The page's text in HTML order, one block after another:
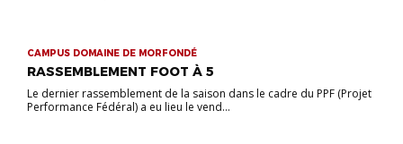
CAMPUS DOMAINE DE MORFONDÉ
RASSEMBLEMENT FOOT À 5
Le dernier rassemblement de la saison dans le cadre du PPF (Projet
Performance Fédéral) a eu lieu le vend...